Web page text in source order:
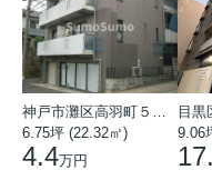
6.75坪 (22.32㎡)
4.4万円
目黒
9.06